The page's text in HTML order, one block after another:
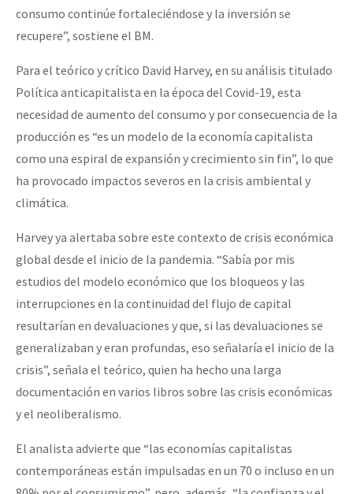
consumo continúe fortaleciéndose y la inversión se
recupere”, sostiene el BM.
Para el teórico y crítico David Harvey, en su análisis titulado
Política anticapitalista en la época del Covid-19, esta
necesidad de aumento del consumo y por consecuencia de la
producción es “es un modelo de la economía capitalista
como una espiral de expansión y crecimiento sin fin”, lo que
ha provocado impactos severos en la crisis ambiental y
climática.
Harvey ya alertaba sobre este contexto de crisis económica
global desde el inicio de la pandemia. “Sabía por mis
estudios del modelo económico que los bloqueos y las
interrupciones en la continuidad del flujo de capital
resultarían en devaluaciones y que, si las devaluaciones se
generalizaban y eran profundas, eso señalaría el inicio de la
crisis”, señala el teórico, quien ha hecho una larga
documentación en varios libros sobre las crisis económicas
y el neoliberalismo.
El analista advierte que “las economías capitalistas
contemporáneas están impulsadas en un 70 o incluso en un